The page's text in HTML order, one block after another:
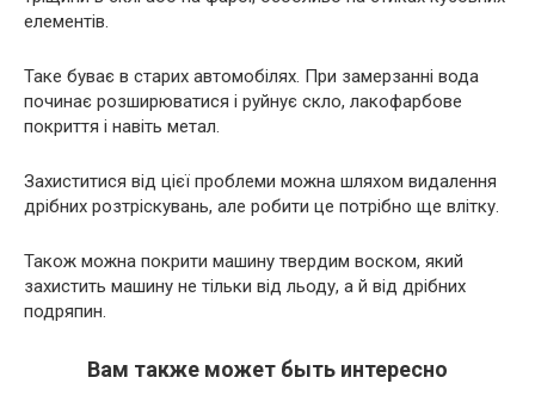
елементів.
Таке буває в старих автомобілях. При замерзанні вода
починає розширюватися і руйнує скло, лакофарбове
покриття і навіть метал.
Захиститися від цієї проблеми можна шляхом видалення
дрібних розтріскувань, але робити це потрібно ще влітку.
Також можна покрити машину твердим воском, який
захистить машину не тільки від льоду, а й від дрібних
подряпин.
Вам также может быть интересно